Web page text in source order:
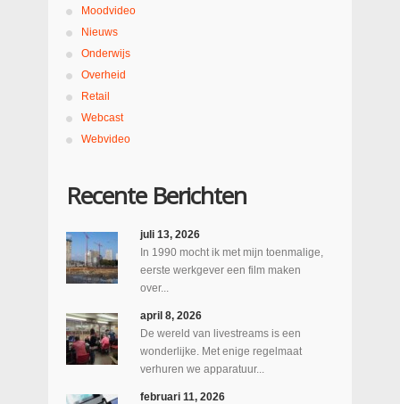
Moodvideo
Nieuws
Onderwijs
Overheid
Retail
Webcast
Webvideo
Recente Berichten
juli 13, 2026
In 1990 mocht ik met mijn toenmalige,
eerste werkgever een film maken
over...
april 8, 2026
De wereld van livestreams is een
wonderlijke. Met enige regelmaat
verhuren we apparatuur...
februari 11, 2026